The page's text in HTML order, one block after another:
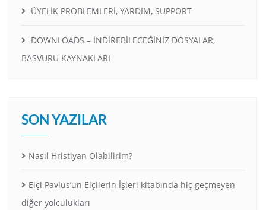
ÜYELİK PROBLEMLERİ, YARDIM, SUPPORT
DOWNLOADS – İNDİREBİLECEĞİNİZ DOSYALAR,
BASVURU KAYNAKLARI
SON YAZILAR
Nasıl Hristiyan Olabilirim?
Elçi Pavlus’un Elçilerin İşleri kitabında hiç geçmeyen
diğer yolculukları